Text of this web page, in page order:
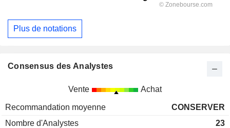
Plus de notations
Consensus des Analystes
Vente Achat
Recommandation moyenne
CONSERVER
Nombre d'Analystes
23